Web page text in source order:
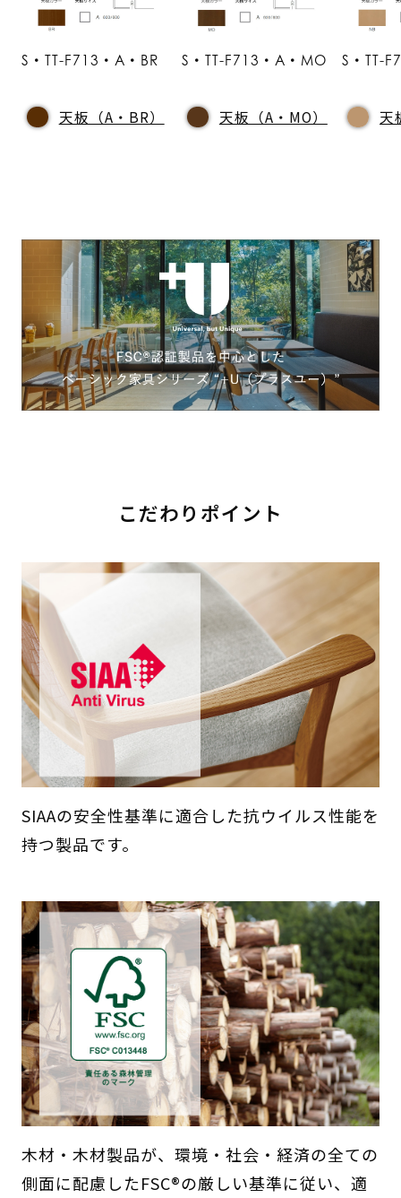
S・TT-F713・A・BR
天板（A・BR）
S・TT-F713・A・MO
天板（A・MO）
S・TT-
天
こだわりポイント
SIAAの安全性基準に適合した抗ウイルス性能を
持つ製品です。
木材・木材製品が、環境・社会・経済の全ての
側面に配慮したFSC®の厳しい基準に従い、適